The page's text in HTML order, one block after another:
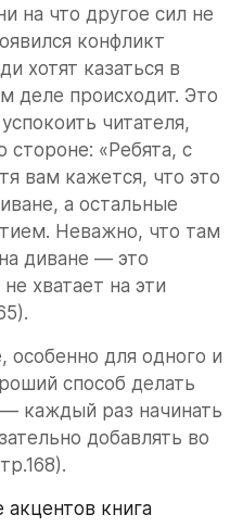
на что другое сил не
конфликт
хотят казаться в
деле происходит. Это
читателя,
стороне: «Ребята, с
вам кажется, что это
а остальные
Неважно, что там
диване — это
хватает на эти
особенно для одного и
способ делать
каждый раз начинать
добавлять во
книга